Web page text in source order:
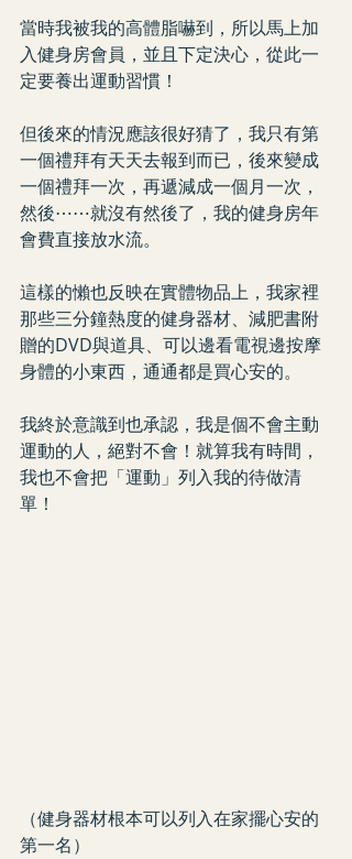
當時我被我的高體脂嚇到，所以馬上加
入健身房會員，並且下定決心，從此一
定要養出運動習慣！
但後來的情況應該很好猜了，我只有第
一個禮拜有天天去報到而已，後來變成
一個禮拜一次，再遞減成一個月一次，
然後⋯⋯就沒有然後了，我的健身房年
會費直接放水流。
這樣的懶也反映在實體物品上，我家裡
那些三分鐘熱度的健身器材、減肥書附
贈的DVD與道具、可以邊看電視邊按摩
身體的小東西，通通都是買心安的。
我終於意識到也承認，我是個不會主動
運動的人，絕對不會！就算我有時間，
我也不會把「運動」列入我的待做清
單！
（健身器材根本可以列入在家擺心安的
第一名）